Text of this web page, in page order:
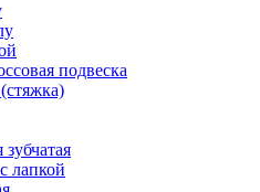
подвеска
лапкой